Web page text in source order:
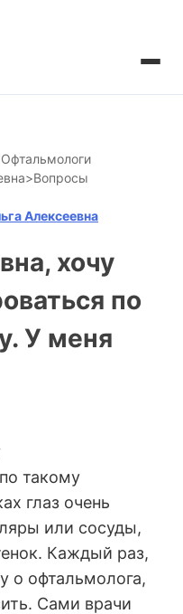
Офтальмологи
>Вопросы
Алексеевна
хочу
по
У меня
такому
глаз очень
или сосуды,
Каждый раз,
о офтальмолога,
Сами врачи